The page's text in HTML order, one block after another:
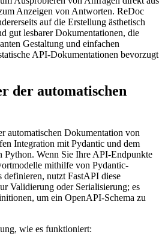
Anzeigen von Antworten. ReDoc
auf die Erstellung ästhetisch
gut lesbarer Dokumentationen, die
Gestaltung und einfachen
API-Dokumentationen bevorzugt
der automatischen
automatischen Dokumentation von
Integration mit Pydantic und dem
Python. Wenn Sie Ihre API-Endpunkte
mithilfe von Pydantic-
nutzt FastAPI diese
Validierung oder Serialisierung; es
um ein OpenAPI-Schema zu
wie es funktioniert: